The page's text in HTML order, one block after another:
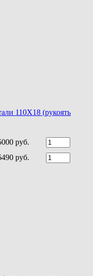
110Х18 (рукоять
руб.
руб.